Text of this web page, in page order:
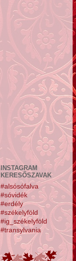
INSTAGRAM
KERESŐSZAVAK
#alsósófalva
#sóvidék
#erdély
#székelyföld
#ig_székelyföld
#transylvania